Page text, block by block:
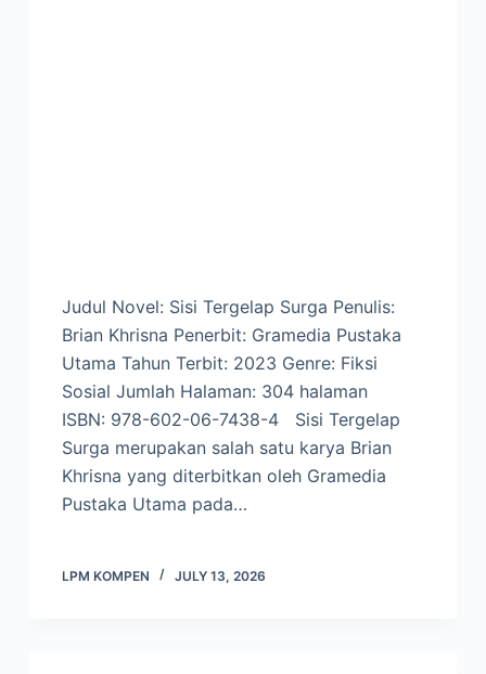
Judul Novel: Sisi Tergelap Surga Penulis:
Brian Khrisna Penerbit: Gramedia Pustaka
Utama Tahun Terbit: 2023 Genre: Fiksi
Sosial Jumlah Halaman: 304 halaman
ISBN: 978-602-06-7438-4 Sisi Tergelap
Surga merupakan salah satu karya Brian
Khrisna yang diterbitkan oleh Gramedia
Pustaka Utama pada…
LPM KOMPEN JULY 13, 2026